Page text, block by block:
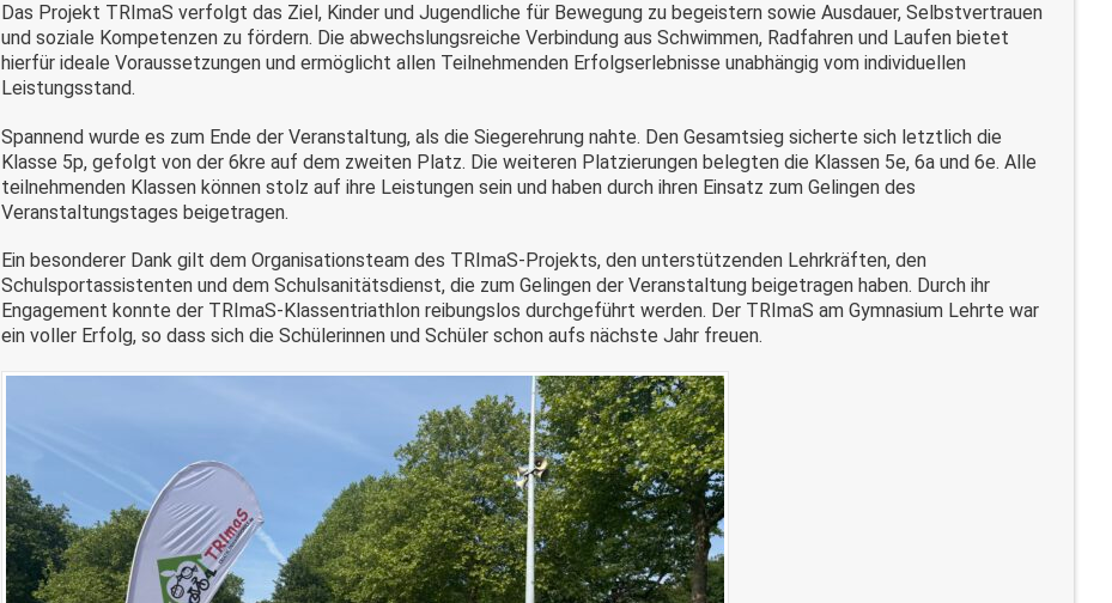
Das Projekt TRImaS verfolgt das Ziel, Kinder und Jugendliche für Bewegung zu begeistern sowie Ausdauer, Selbstvertrauen
und soziale Kompetenzen zu fördern. Die abwechslungsreiche Verbindung aus Schwimmen, Radfahren und Laufen bietet
hierfür ideale Voraussetzungen und ermöglicht allen Teilnehmenden Erfolgserlebnisse unabhängig vom individuellen
Leistungsstand.
Spannend wurde es zum Ende der Veranstaltung, als die Siegerehrungnahte. Den Gesamtsieg sicherte sich letztlichdie
Klasse 5p, gefolgt von der6kre auf dem zweiten Platz. Die weiteren Platzierungen belegten die Klassen 5e,6a und6e. Alle
teilnehmenden Klassen können stolz auf ihre Leistungen sein und haben durch ihren Einsatz zum Gelingen des
Veranstaltungstages beigetragen.
Ein besonderer Dank gilt dem Organisationsteam des TRImaS-Projekts, den unterstützenden Lehrkräften, den
Schulsportassistenten und dem Schulsanitätsdienst, die zum Gelingen der Veranstaltung beigetragen haben. Durch ihr
Engagement konnte der TRImaS-Klassentriathlon reibungslos durchgeführt werden. Der TRImaS am Gymnasium Lehrte war
ein voller Erfolg, so dass sich die Schülerinnen und Schüler schon aufs nächste Jahr freuen.